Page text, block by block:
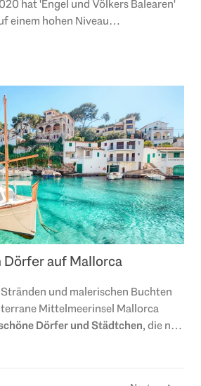
hat 'Engel und Völkers Balearen'
einem hohen Niveau
Dörfer auf Mallorca
und malerischen Buchten
Mittelmeerinsel Mallorca
Dörfer und Städtchen, die nur